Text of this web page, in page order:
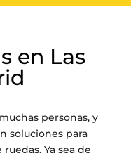
en Las
personas, y
soluciones para
Ya sea de